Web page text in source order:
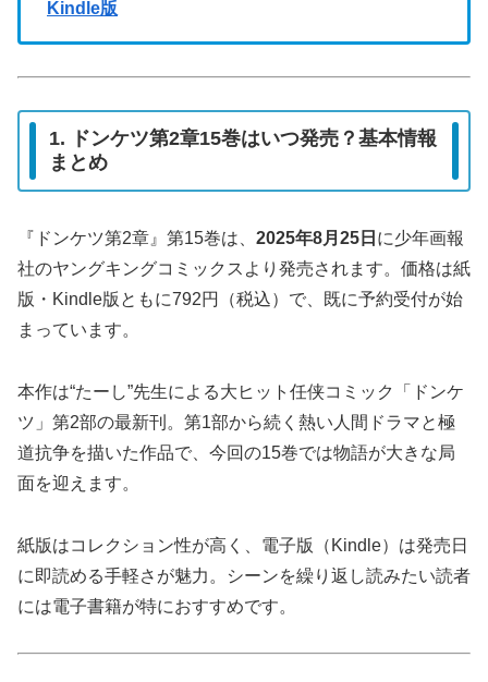
Kindle版
1. ドンケツ第2章15巻はいつ発売？基本情報
まとめ
『ドンケツ第2章』第15巻は、 2025年8月25日 に少年画報
社のヤングキングコミックスより発売されます。価格は紙
版・Kindle版ともに792円（税込）で、既に予約受付が始
まっています。
本作は“たーし”先生による大ヒット任侠コミック「ドンケ
ツ」第2部の最新刊。第1部から続く熱い人間ドラマと極
道抗争を描いた作品で、今回の15巻では物語が大きな局
面を迎えます。
紙版はコレクション性が高く、電子版（Kindle）は発売日
に即読める手軽さが魅力。シーンを繰り返し読みたい読者
には電子書籍が特におすすめです。